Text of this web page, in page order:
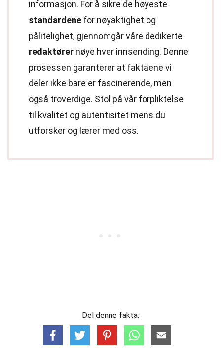
informasjon. For å sikre de høyeste
standardene for nøyaktighet og
pålitelighet, gjennomgår våre dedikerte
redaktører nøye hver innsending. Denne
prosessen garanterer at faktaene vi
deler ikke bare er fascinerende, men
også troverdige. Stol på vår forpliktelse
til kvalitet og autentisitet mens du
utforsker og lærer med oss.
Del denne fakta: